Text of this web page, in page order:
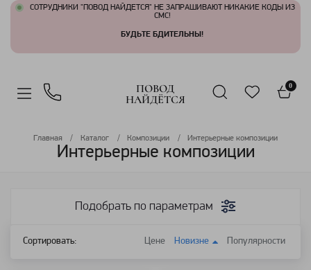
СОТРУДНИКИ "ПОВОД НАЙДЕТСЯ" НЕ ЗАПРАШИВАЮТ НИКАКИЕ КОДЫ ИЗ
СМС!
БУДЬТЕ БДИТЕЛЬНЫ!
ПОВОД
НАЙДЁТСЯ
0
Главная Каталог Композиции Интерьерные композиции
Интерьерные композиции
Подобрать по параметрам
Сортировать: Цене Новизне Популярности